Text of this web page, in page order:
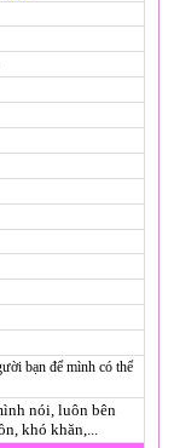
bạn để mình có thể
nói, luôn bên
khó khăn,...